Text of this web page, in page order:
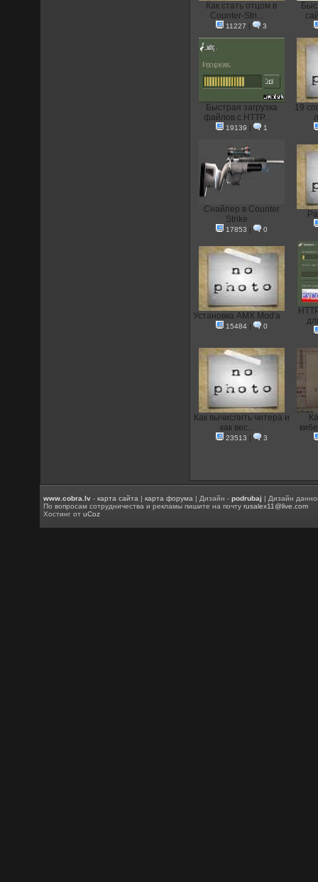
Как стать отцом в
Counter-Stri...
11227 | 3
Быстрая загрузка
файлов с HTTP...
19139 | 1
19
Снайпер в Counter
Strike
17853 | 0
Установка AMX Mod'a
15484| 0
Как вычислить читера и
как вес...
23513 | 3
www.cobra.lv -карта сайта |карта форума | Дизайн -podrubaj | Дизайн
По вопросам сотрудничества и рекламы пишите на почтуrusalex11@live.com
Хостинг отuCoz